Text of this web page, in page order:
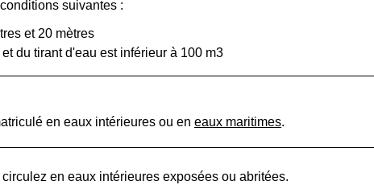
suivantes :
et 20 mètres
du tirant d'eau est inférieur à 100 m3
en eaux intérieures ou en eaux maritimes.
en eaux intérieures exposées ou abritées.